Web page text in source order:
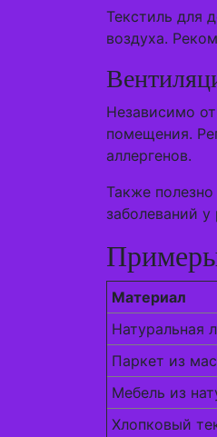
Текстиль для
воздуха.
Независимо
помещения.
аллергенов.
Также
заболеваний у
Материал
Натуральная
Паркет из
Мебель из
Хлопковый